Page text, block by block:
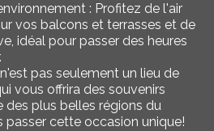
: Profitez de l'air
vos balcons et terrasses et de
idéal pour passer des heures
pas seulement un lieu de
vous offrira des souvenirs
des plus belles régions du
passer cette occasion unique!